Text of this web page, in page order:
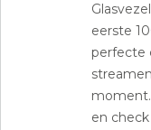
eerste
perfecte
en